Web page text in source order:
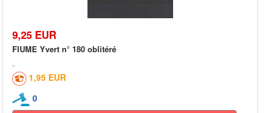
9,25 EUR
FIUME Yvert n° 180 oblitéré
1,95 EUR
0